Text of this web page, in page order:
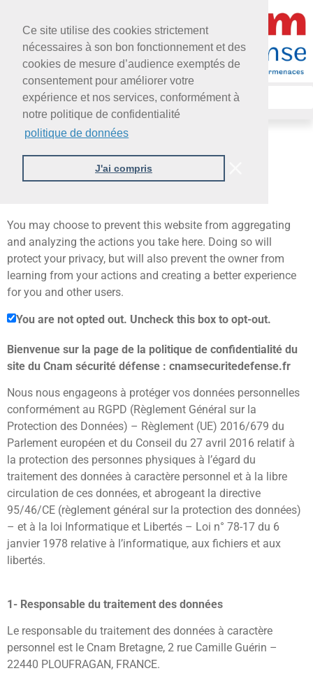
Ce site utilise des cookies strictement
nécessaires à son bon fonctionnement et des
cookies de mesure d’audience exemptés de
consentement pour améliorer votre
expérience et nos services, conformément à
notre politique de confidentialité
politique de données
J'ai compris
POLITIQUE DE DONNÉES
You may choose to prevent this website from aggregating
and analyzing the actions you take here. Doing so will
protect your privacy, but will also prevent the owner from
learning from your actions and creating a better experience
for you and other users.
You are not opted out. Uncheck this box to opt-out.
Bienvenue sur la page de la politique de confidentialité du
site du Cnam sécurité défense : cnamsecuritedefense.fr
Nous nous engageons à protéger vos données personnelles
conformément au RGPD (Règlement Général sur la
Protection des Données) – Règlement (UE) 2016/679 du
Parlement européen et du Conseil du 27 avril 2016 relatif à
la protection des personnes physiques à l’égard du
traitement des données à caractère personnel et à la libre
circulation de ces données, et abrogeant la directive
95/46/CE (règlement général sur la protection des données)
– et à la loi Informatique et Libertés – Loi n° 78-17 du 6
janvier 1978 relative à l’informatique, aux fichiers et aux
libertés.
1- Responsable du traitement des données
Le responsable du traitement des données à caractère
personnel est le Cnam Bretagne, 2 rue Camille Guérin –
22440 PLOUFRAGAN, FRANCE.